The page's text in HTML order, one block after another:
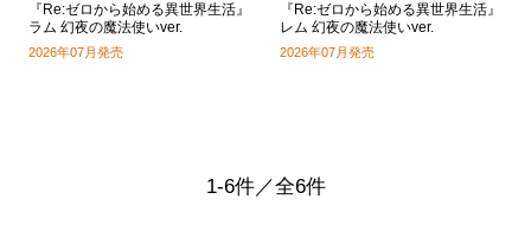
『Re:ゼロから始める異世界生活』
ラム 幻夜の魔法使いver.
2026年07月発売
『Re:ゼロから始める異世界生活』
レム 幻夜の魔法使いver.
2026年07月発売
1-6件／全6件